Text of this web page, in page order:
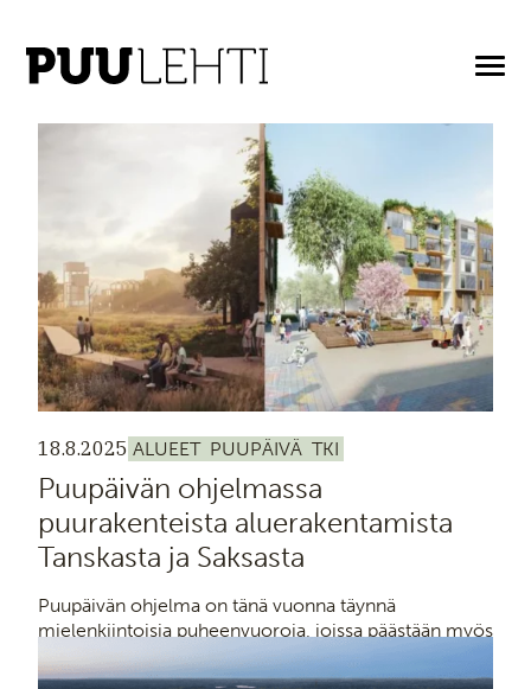
ARTIKKELIT AVAINASANALLA: ALUEET
18.8.2025 ALUEET PUUPÄIVÄ TKI
Puupäivän ohjelmassa
puurakenteista aluerakentamista
Tanskasta ja Saksasta
Puupäivän ohjelma on tänä vuonna täynnä
mielenkiintoisia puheenvuoroja, joissa päästään myös
kurkistamaan puurakentamisen uusimpiin tuuliin
ympäri Eurooppaa.